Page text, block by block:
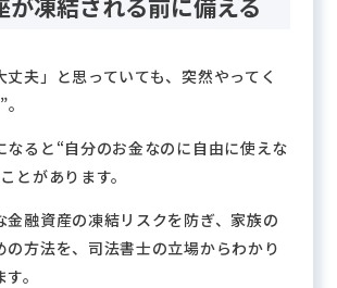
丈夫」と思っていても、突然やってく
なると“自分のお金なのに自由に使えな
とがあります。
金融資産の凍結リスクを防ぎ、家族の
の方法を、司法書士の立場からわかり
。